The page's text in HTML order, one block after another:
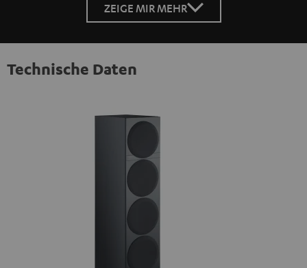
ZEIGE MIR MEHR
Technische Daten